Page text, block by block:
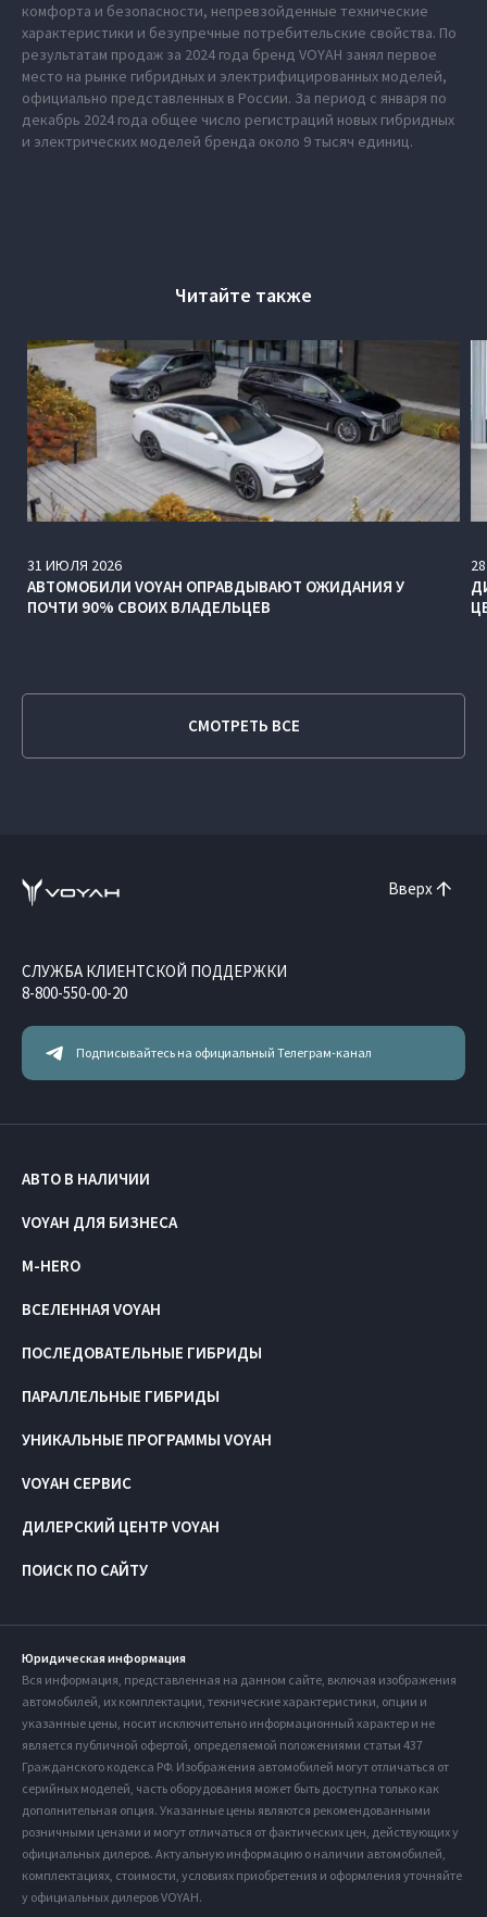
комфорта и безопасности, непревзойденные технические
характеристики и безупречные потребительские свойства. По
результатам продаж за 2024 года бренд VOYAH занял первое
место на рынке гибридных и электрифицированных моделей,
официально представленных в России. За период с января по
декабрь 2024 года общее число регистраций новых гибридных
и электрических моделей бренда около 9 тысяч единиц.
Читайте также
31 ИЮЛЯ 2026
АВТОМОБИЛИ VOYAH ОПРАВДЫВАЮТ ОЖИДАНИЯ У
ПОЧТИ 90% СВОИХ ВЛАДЕЛЬЦЕВ
28
СМОТРЕТЬ ВСЕ
Вверх
Подписывайтесь на официальный Телеграм-канал
СЛУЖБА КЛИЕНТСКОЙ ПОДДЕРЖКИ
8-800-550-00-20
АВТО В НАЛИЧИИ
VOYAH ДЛЯ БИЗНЕСА
M-HERO
ПОИСК ПО САЙТУ
ВСЕЛЕННАЯ VOYAH
ПОСЛЕДОВАТЕЛЬНЫЕ ГИБРИДЫ
ПАРАЛЛЕЛЬНЫЕ ГИБРИДЫ
УНИКАЛЬНЫЕ ПРОГРАММЫ VOYAH
VOYAH СЕРВИС
ДИЛЕРСКИЙ ЦЕНТР VOYAH
Юридическая информация
Вся информация, представленная на данном сайте, включая изображения
автомобилей, их комплектации, технические характеристики, опции и
указанные цены, носит исключительно информационный характер и не
является публичной офертой, определяемой положениями статьи 437
Гражданского кодекса РФ. Изображения автомобилей могут отличаться от
серийных моделей, часть оборудования может быть доступна только как
дополнительная опция. Указанные цены являются рекомендованными
розничными ценами и могут отличаться от фактических цен, действующих у
официальных дилеров. Актуальную информацию о наличии автомобилей,
комплектациях, стоимости, условиях приобретения и оформления уточняйте
у официальных дилеров VOYAH.